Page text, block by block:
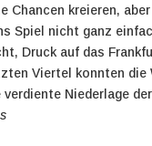
Chancen kreieren,
Spiel nicht ganz
Druck auf das
Viertel konnten
Niederlage